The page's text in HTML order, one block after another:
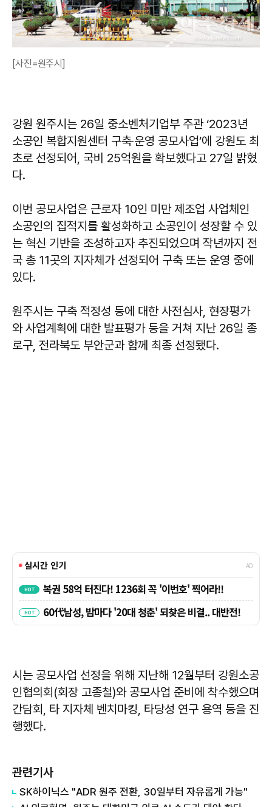
[사진=원주시]
강원 원주시는 26일 중소벤처기업부 주관 ‘2023년
소공인 복합지원센터 구축‧운영 공모사업’에 강원도 최
초로 선정되어, 국비 25억원을 확보했다고 27일 밝혔
다.
이번 공모사업은 근로자 10인 미만 제조업 사업체인
소공인의 집적지를 활성화하고 소공인이 성장할 수 있
는 혁신 기반을 조성하고자 추진되었으며 작년까지 전
국 총 11곳의 지자체가 선정되어 구축 또는 운영 중에
있다.
원주시는 구축 적정성 등에 대한 사전심사, 현장평가
와 사업계획에 대한 발표평가 등을 거쳐 지난 26일 종
로구, 전라북도 부안군과 함께 최종 선정됐다.
시는 공모사업 선정을 위해 지난해 12월부터 강원소공
인협의회(회장 고종철)와 공모사업 준비에 착수했으며
간담회, 타 지자체 벤치마킹, 타당성 연구 용역 등을 진
행했다.
관련기사
SK하이닉스 "ADR 원주 전환, 30일부터 자유롭게 가능"